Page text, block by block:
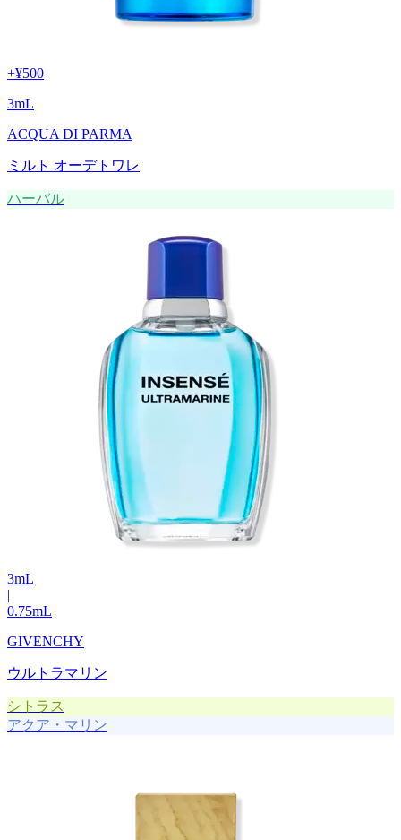
+¥500
3mL
ACQUA DI PARMA
ミルト オーデトワレ
ハーバル
3mL
|
0.75mL
GIVENCHY
ウルトラマリン
シトラス
アクア・マリン